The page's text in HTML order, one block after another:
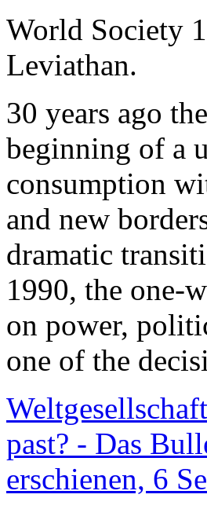
World Society
Leviathan.
30 years ago
beginning of a
consumption
and new
dramatic
1990, the one-
on power,
one of the
past? - Das
erschienen, 6